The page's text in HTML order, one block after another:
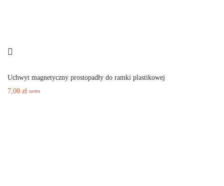
Uchwyt magnetyczny prostopadły do ramki plastikowej
7,00 zł netto